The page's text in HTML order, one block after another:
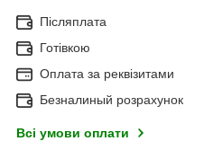
Післяплата
Готівкою
Оплата за реквізитами
Безналиный розрахунок
Всі умови оплати